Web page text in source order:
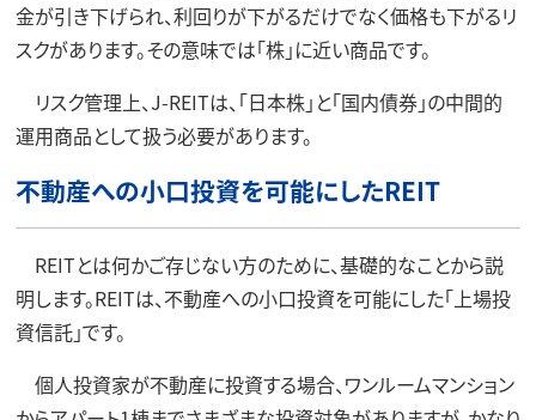
金が引き下げられ、利回りが下がるだけでなく価格も下がるリ
スクがあります。その意味では「株」に近い商品です。
リスク管理上、J-REITは、「日本株」と「国内債券」の中間的
運用商品として扱う必要があります。
不動産への小口投資を可能にしたREIT
REITとは何かご存じない方のために、基礎的なことから説
明します。REITは、不動産への小口投資を可能にした「上場投
資信託」です。
個人投資家が不動産に投資する場合、ワンルームマンション